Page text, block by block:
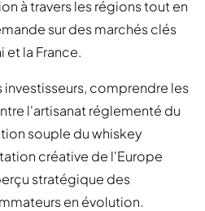
à travers les régions tout en
sur des marchés clés
et la France.
investisseurs, comprendre les
l'artisanat réglementé du
souple du whiskey
créative de l'Europe
stratégique des
en évolution.